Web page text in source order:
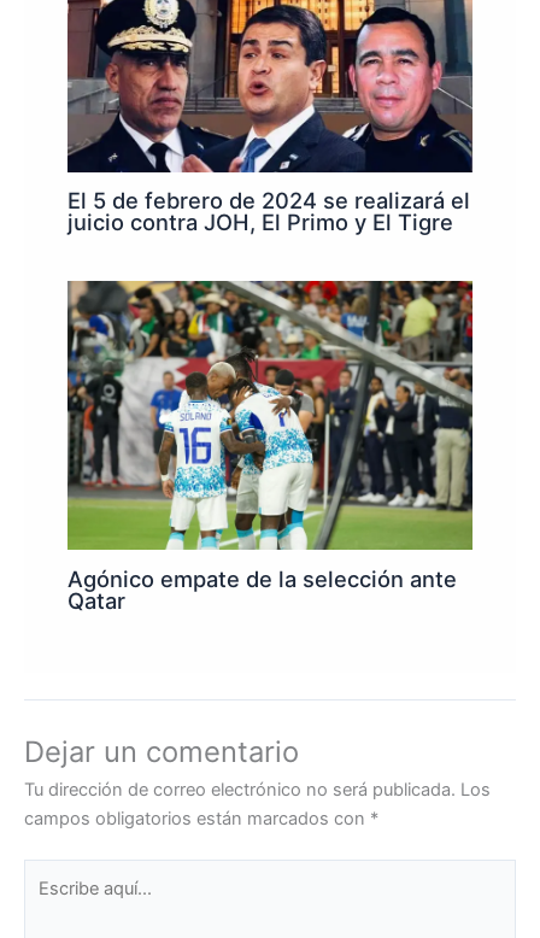
El 5 de febrero de 2024 se realizará el
juicio contra JOH, El Primo y El Tigre
Agónico empate de la selección ante
Qatar
Dejar un comentario
Tu dirección de correo electrónico no será publicada. Los
campos obligatorios están marcados con *
aquí...